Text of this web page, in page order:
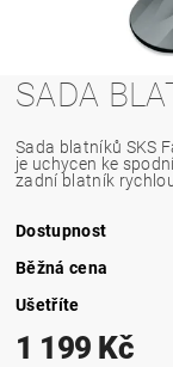
SADA
Sada blatníků SKS
je uchycen ke
zadní blatník
Dostupnost
Běžná cena
Ušetříte
1 199 Kč